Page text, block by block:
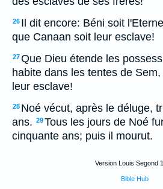
26 Il dit encore: Béni soit
que Canaan soit leur esclave!
27Que Dieu étende les
habite dans les tentes de
leur esclave!
28 Noé vécut, après le déluge,
ans. 29Tous les jours de Noé
cinquante ans; puis il mourut.
Version Louis Segond
Bible Hub